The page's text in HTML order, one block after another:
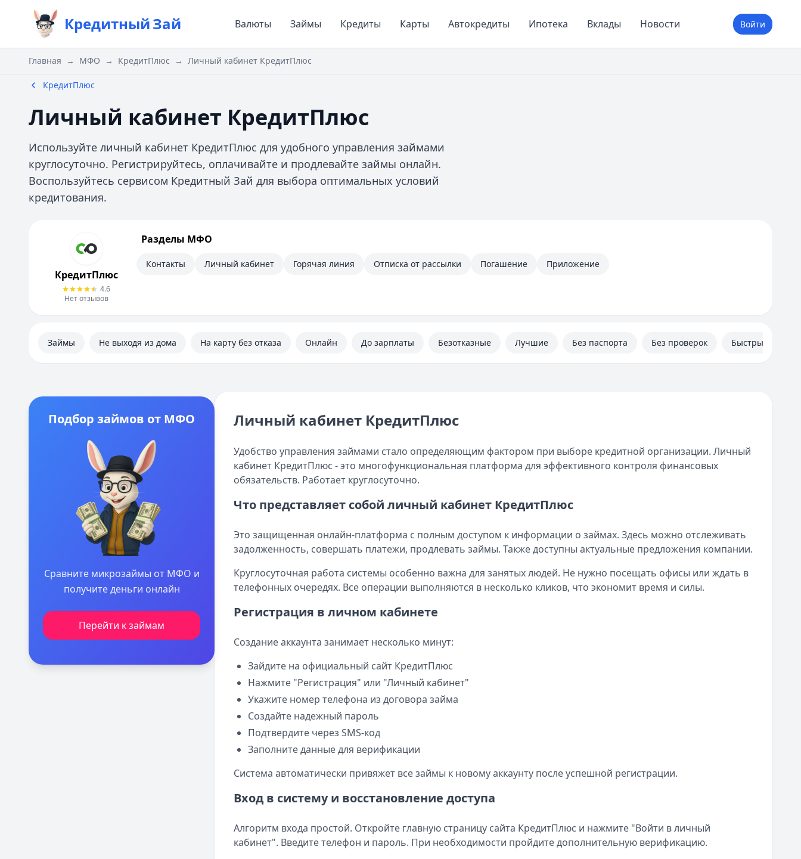
КредитныйЗай Валюты Займы Кредиты Карты Автокредиты Ипотека Вклады Новости Войти
Главная → МФО → КредитПлюс → Личный кабинет КредитПлюс
КредитПлюс
Личный кабинет КредитПлюс
Используйте личный кабинет КредитПлюс для удобного управления займами
круглосуточно. Регистрируйтесь, оплачивайте и продлевайте займы онлайн.
Воспользуйтесь сервисом Кредитный Зай для выбора оптимальных условий
кредитования.
Информация
КредитПлюс
4.6
Нет отзывов
Разделы МФО
Контакты Личный кабинет Горячая линия Отписка от рассылки Погашение Приложение
Займы Не выходя из дома На карту без отказа Онлайн До зарплаты Безотказные Лучшие Без паспорта Без проверок Быстрые
Подбор займов от МФО
Сравните микрозаймы от МФО и
получите деньги онлайн
Перейти к займам
Личный кабинет КредитПлюс
Удобство управления займами стало определяющим фактором при выборе кредитной организации. Личный
кабинет КредитПлюс - это многофункциональная платформа для эффективного контроля финансовых
обязательств. Работает круглосуточно.
Что представляет собой личный кабинет КредитПлюс
Это защищенная онлайн-платформа с полным доступом к информации о займах. Здесь можно отслеживать
задолженность, совершать платежи, продлевать займы. Также доступны актуальные предложения компании.
Круглосуточная работа системы особенно важна для занятых людей. Не нужно посещать офисы или ждать в
телефонных очередях. Все операции выполняются в несколько кликов, что экономит время и силы.
Регистрация в личном кабинете
Создание аккаунта занимает несколько минут:
Зайдите на официальный сайт КредитПлюс
Нажмите "Регистрация" или "Личный кабинет"
Укажите номер телефона из договора займа
Создайте надежный пароль
Подтвердите через SMS-код
Заполните данные для верификации
Система автоматически привяжет все займы к новому аккаунту после успешной регистрации.
Вход в систему и восстановление доступа
Алгоритм входа простой. Откройте главную страницу сайта КредитПлюс и нажмите "Войти в личный
кабинет". Введите телефон и пароль. При необходимости пройдите дополнительную верификацию.